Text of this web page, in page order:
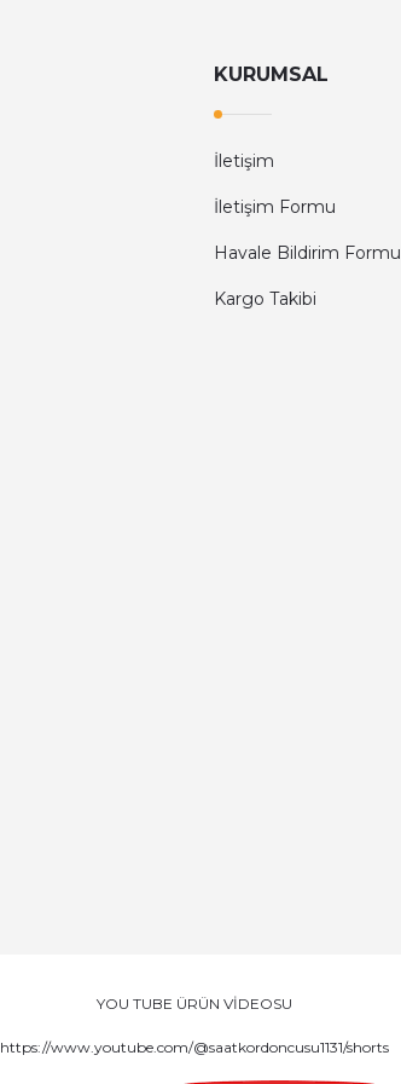
KURUMSAL
İletişim
İletişim Formu
Havale Bildirim Formu
Kargo Takibi
YOU TUBE ÜRÜN VİDEOSU
https://www.youtube.com/@saatkordoncusu1131/shorts